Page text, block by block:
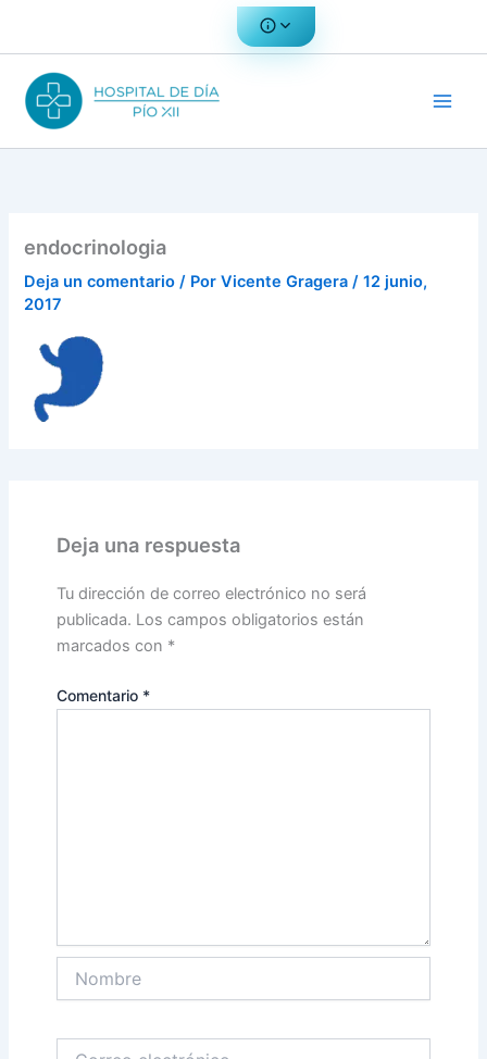
endocrinologia
Deja un comentario / PorVicente Gragera/12 junio,
2017
Deja una respuesta
Tu dirección de correo electrónico no será
publicada. Los campos obligatorios están
marcados con *
Comentario *